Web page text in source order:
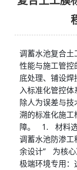
调蓄水池复合
性能与施工管
底处理、铺设
入标准化管控
除人为误差与
溯的标准化施
障。 1. 材料选
调蓄水池防渗
余设计” 为核
极端环境专用